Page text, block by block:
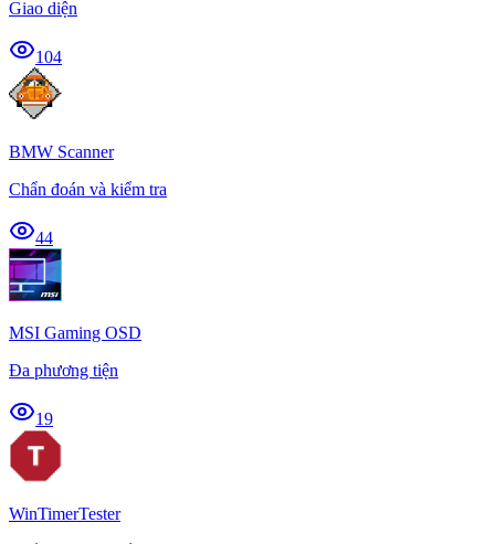
Giao diện
104
BMW Scanner
Chẩn đoán và kiểm tra
44
MSI Gaming OSD
Đa phương tiện
19
WinTimerTester